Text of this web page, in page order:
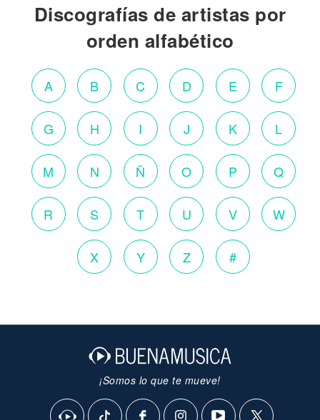
Discografías de artistas por
orden alfabético
A B C D E F
G H I J K L
M N Ñ O P Q
R S T U V W
X Y Z #
¡Somos lo que te mueve!